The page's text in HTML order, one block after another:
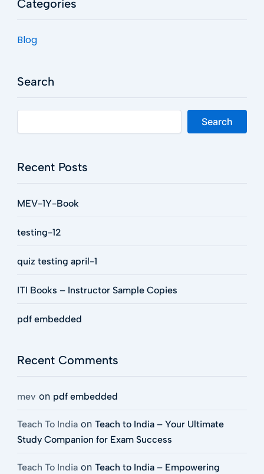
Categories
Blog
Search
Search
Recent Posts
MEV-1Y-Book
testing-12
quiz testing april-1
ITI Books – Instructor Sample Copies
pdf embedded
Recent Comments
mev on pdf embedded
Teach To Indiaon Teach to India – Your Ultimate
Study Companion for Exam Success
Teach To Indiaon Teach to India – Empowering